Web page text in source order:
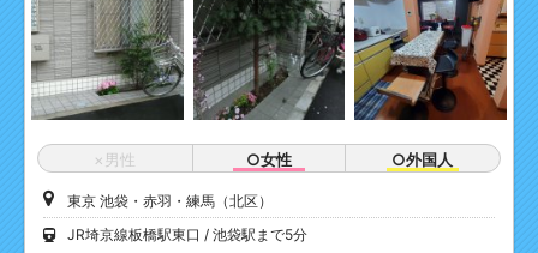
×男性 ○女性 ○外国人
東京 池袋・赤羽・練馬（北区）
JR埼京線板橋駅東口
池袋駅まで5分